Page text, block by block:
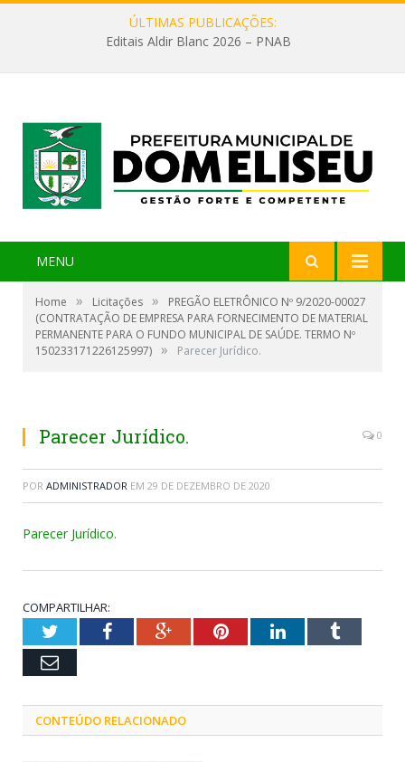
ÚLTIMAS PUBLICAÇÕES:
Editais Aldir Blanc 2026 – PNAB
MENU
Home » Licitações »
PREGÃO ELETRÔNICO Nº 9/2020-00027
(CONTRATAÇÃO DE EMPRESA PARA FORNECIMENTO DE MATERIAL
PERMANENTE PARA O FUNDO MUNICIPAL DE SAÚDE. TERMO Nº
150233171226125997) » Parecer Jurídico.
Parecer Jurídico. 0
POR ADMINISTRADOR EM 29 DE DEZEMBRO DE 2020
Parecer Jurídico.
COMPARTILHAR:
TwitterFacebookGoogle+PinterestLinkedInTumblr
Email
CONTEÚDO RELACIONADO